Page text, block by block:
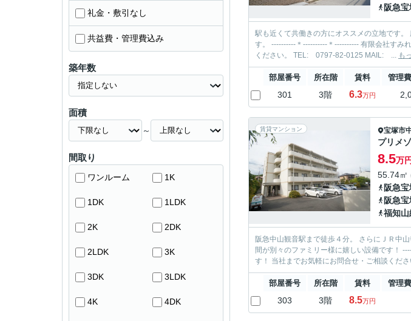
阪急
駅も近くて共働きの方にオススメの立地です。 広めの
す。 ----------＊----------＊---------- 有限会社すみれハウジング 中山寺店 お部屋探しを全力でサポートいたします！ 当社までお気軽にお問合せ・ご相談
ください。 TEL: 0797-82-0125 MAIL: ... も
部屋番号 所在階 賃料 管理
301 3階 6.3万円
賃貸マンション 宝塚市
プリメ
8.5万円
55.74㎡
阪急
阪急
福知山
阪急中山観音駅まで徒歩４分。 さらにＪＲ中山寺駅や阪急売布神社駅も徒歩圏
間が別々のファミリー様に嬉しい設備です！ ----------＊----------＊---------- 有限会社すみれハウジング 中山寺店 お部屋探しを全力でサポートいたしま
部屋番号 所在階 賃料 管理
303 3階 8.5万円
礼金・敷引なし
共益費・管理費込み
築年数
面積
～
間取り
ワンルーム 1K
1DK 1LDK
2K 2DK
2LDK 3K
3DK 3LDK
4K 4DK